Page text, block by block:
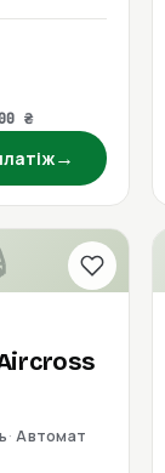
₴
→
Автомат